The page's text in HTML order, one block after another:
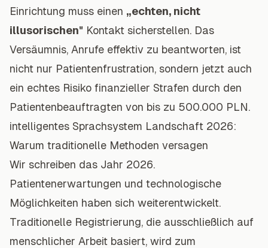
Einrichtung muss einen „echten, nicht
illusorischen" Kontakt sicherstellen. Das
Versäumnis, Anrufe effektiv zu beantworten, ist
nicht nur Patientenfrustration, sondern jetzt auch
ein echtes Risiko finanzieller Strafen durch den
Patientenbeauftragten von bis zu 500.000 PLN.
intelligentes Sprachsystem Landschaft 2026:
Warum traditionelle Methoden versagen
Wir schreiben das Jahr 2026.
Patientenerwartungen und technologische
Möglichkeiten haben sich weiterentwickelt.
Traditionelle Registrierung, die ausschließlich auf
menschlicher Arbeit basiert, wird zum